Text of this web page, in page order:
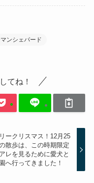
ンシェパード
てね！
ークリスマス！12月25
散歩は、この時期限定
レを見るために愛犬と
へ行ってきました！